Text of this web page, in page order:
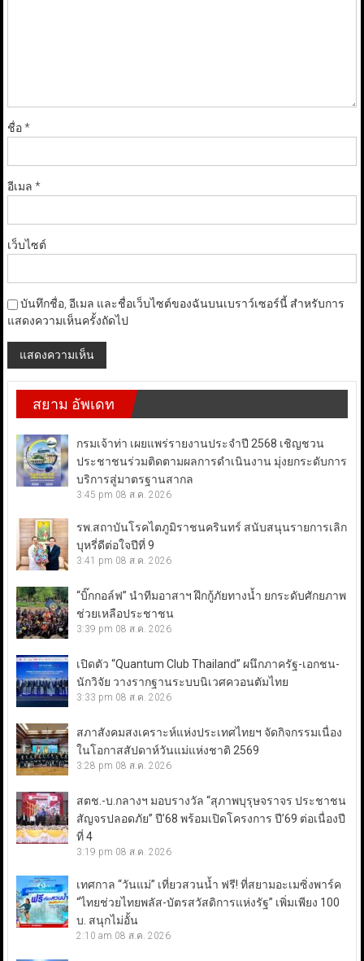
ชื่อ*
อีเมล *
เว็บไซต์
บันทึกชื่อ, อีเมล และชื่อเว็บไซต์ของฉันบนเบราว์เซอร์นี้ สำหรับการ
แสดงความเห็นครั้งถัดไป
สยาม อัพเดท
กรมเจ้าท่า เผยแพร่รายงานประจำปี 2568 เชิญชวน
ประชาชนร่วมติดตามผลการดำเนินงาน มุ่งยกระดับการ
บริการสู่มาตรฐานสากล
3:45 pm 08 ส.ค. 2026
รพ.สถาบันโรคไตภูมิราชนครินทร์ สนับสนุนรายการเลิก
บุหรี่ดีต่อใจปีที่ 9
3:41 pm 08 ส.ค. 2026
“บิ๊กกอล์ฟ” นำทีมอาสาฯ ฝึกกู้ภัยทางน้ำ ยกระดับศักยภาพ
ช่วยเหลือประชาชน
3:39 pm 08 ส.ค. 2026
เปิดตัว “Quantum Club Thailand” ผนึกภาครัฐ-เอกชน-
นักวิจัย วางรากฐานระบบนิเวศควอนตัมไทย
3:33 pm 08 ส.ค. 2026
สภาสังคมสงเคราะห์แห่งประเทศไทยฯ จัดกิจกรรมเนื่อง
ในโอกาสสัปดาห์วันแม่แห่งชาติ 2569
3:28 pm 08 ส.ค. 2026
สตช.-บ.กลางฯ มอบรางวัล “สุภาพบุรุษจราจร ประชาชน
สัญจรปลอดภัย” ปี’68 พร้อมเปิดโครงการ ปี’69 ต่อเนื่องปี
ที่ 4
3:19 pm 08 ส.ค. 2026
เทศกาล “วันแม่” เที่ยวสวนน้ำ ฟรี! ที่สยามอะเมซิ่งพาร์ค
“ไทยช่วยไทยพลัส-บัตรสวัสดิการแห่งรัฐ” เพิ่มเพียง 100
บ. สนุกไม่อั้น
2:10 am 08 ส.ค. 2026